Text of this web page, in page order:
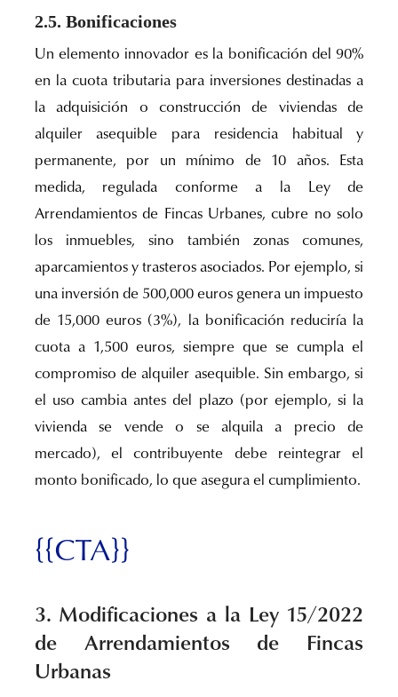
2.5. Bonificaciones
Un elemento innovador es la bonificación del 90%
en la cuota tributaria para inversiones destinadas a
la adquisición o construcción de viviendas de
alquiler asequible para residencia habitual y
permanente, por un mínimo de 10 años. Esta
medida, regulada conforme a la Ley de
Arrendamientos de Fincas Urbanes, cubre no solo
los inmuebles, sino también zonas comunes,
aparcamientos y trasteros asociados. Por ejemplo, si
una inversión de 500,000 euros genera un impuesto
de 15,000 euros (3%), la bonificación reduciría la
cuota a 1,500 euros, siempre que se cumpla el
compromiso de alquiler asequible. Sin embargo, si
el uso cambia antes del plazo (por ejemplo, si la
vivienda se vende o se alquila a precio de
mercado), el contribuyente debe reintegrar el
monto bonificado, lo que asegura el cumplimiento.
{{CTA}}
3. Modificaciones a la Ley 15/2022
de Arrendamientos de Fincas
Urbanas